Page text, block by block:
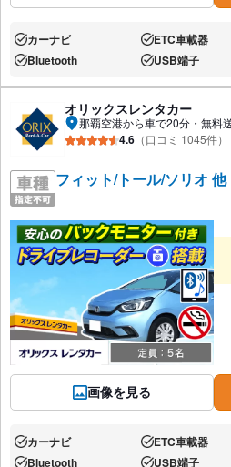
あり:カーナビ あり:ETC車載器
あり:Bluetooth あり:USB端子
オリックスレンタカー
那覇空港から車で20分・無料
4.6 （口コミ 1045件）
フィット/トール/ソリオ 他
画像を見る
あり:カーナビ あり:ETC車載器
Bluetooth USB端子